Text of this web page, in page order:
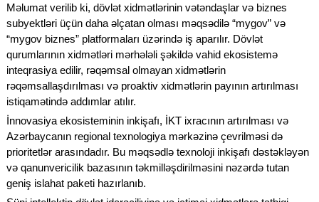
Məlumat verilib ki, dövlət xidmətlərinin vətəndaşlar və biznes
subyektləri üçün daha əlçatan olması məqsədilə “mygov” və
“mygov biznes” platformaları üzərində iş aparılır. Dövlət
qurumlarının xidmətləri mərhələli şəkildə vahid ekosistemə
inteqrasiya edilir, rəqəmsal olmayan xidmətlərin
rəqəmsallaşdırılması və proaktiv xidmətlərin payının artırılması
istiqamətində addımlar atılır.
İnnovasiya ekosisteminin inkişafı, İKT ixracının artırılması və
Azərbaycanın regional texnologiya mərkəzinə çevrilməsi də
prioritetlər arasındadır. Bu məqsədlə texnoloji inkişafı dəstəkləyən
və qanunvericilik bazasının təkmilləşdirilməsini nəzərdə tutan
geniş islahat paketi hazırlanıb.